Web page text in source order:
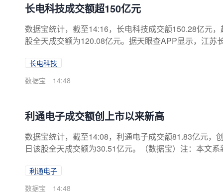
长电科技成交额超150亿元
数据宝统计，截至14:16，长电科技成交额150.28亿元
股全天成交额为120.08亿元。据天眼查APP显示，江
长电科技
数据宝
14:48
利通电子成交额创上市以来新高
数据宝统计，截至14:08，利通电子成交额81.83亿元，
日该股全天成交额为30.51亿元。（数据宝）注：本文
利通电子
数据宝
14:48